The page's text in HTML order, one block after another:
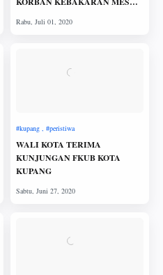
WALI KOTA TERIMA
KUNJUNGAN FKUB KOTA
KUPANG